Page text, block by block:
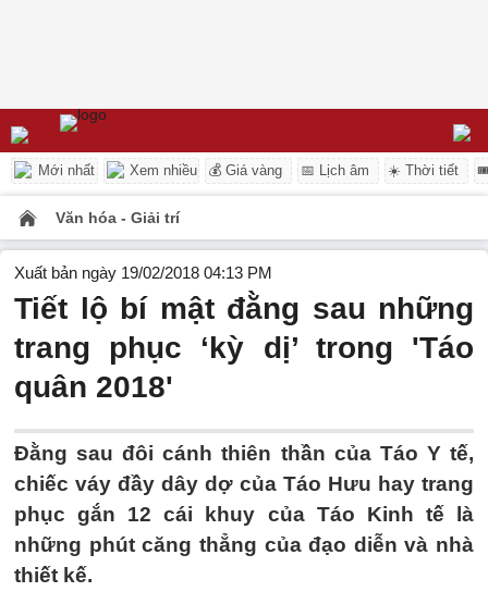
Mới nhất Xem nhiều 💰 Giá vàng 📅 Lịch âm ☀️ Thời tiết
Văn hóa - Giải trí
Xuất bản ngày 19/02/2018 04:13 PM
Tiết lộ bí mật đằng sau những
trang phục ‘kỳ dị’ trong 'Táo
quân 2018'
Đằng sau đôi cánh thiên thần của Táo Y tế,
chiếc váy đầy dây dợ của Táo Hưu hay trang
phục gắn 12 cái khuy của Táo Kinh tế là
những phút căng thẳng của đạo diễn và nhà
thiết kế.